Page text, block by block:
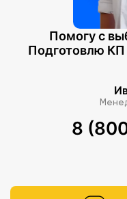
Помогу с
Подготовлю
8